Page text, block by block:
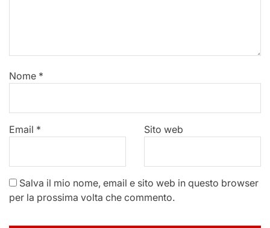
Nome *
Email * Sito web
Salva il mio nome, email e sito web in questo browser
per la prossima volta che commento.